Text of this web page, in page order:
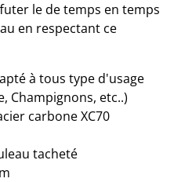
le de temps en temps
en respectant ce
à tous type d'usage
Champignons, etc..)
carbone XC70
tacheté